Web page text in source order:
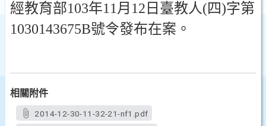
經教育部103年11月12日臺教人(四)字第
1030143675B號令發布在案。
相關附件
2014-12-30-11-32-21-nf1.pdf